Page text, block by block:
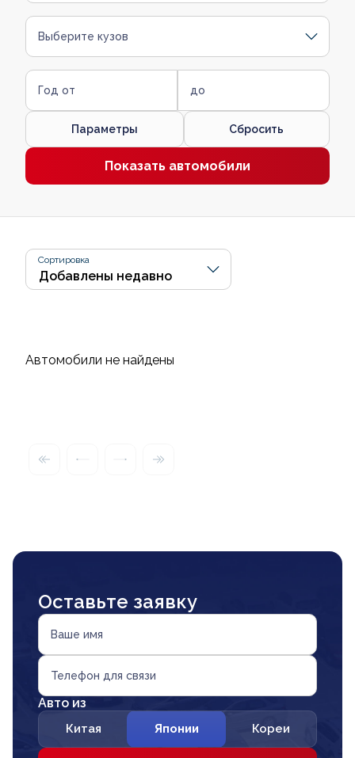
Выберите кузов
Год от до
Параметры Сбросить
Показать автомобили
Сортировка
Автомобили не найдены
Оставьте заявку
Ваше имя
Телефон для связи
Авто из
Китая Японии Кореи